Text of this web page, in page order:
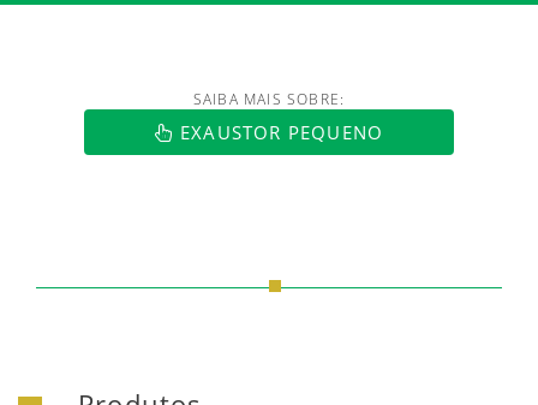
https://www.luftmaxi.com.br/
SAIBA MAIS SOBRE:
EXAUSTOR PEQUENO